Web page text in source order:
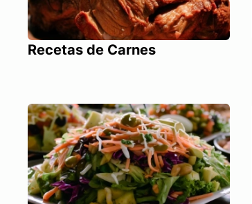
Recetas de Carnes